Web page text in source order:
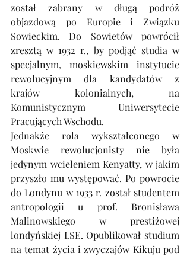
został zabrany w długą podróż
objazdową po Europie i Związku
Sowieckim. Do Sowietów powrócił
zresztą w 1932 r., by podjąć studia w
specjalnym, moskiewskim instytucie
rewolucyjnym dla kandydatów z
krajów kolonialnych, na
Komunistycznym Uniwersytecie
Pracujących Wschodu.
Jednakże rola wykształconego w
Moskwie rewolucjonisty nie była
jedynym wcieleniem Kenyatty, w jakim
przyszło mu występować. Po powrocie
do Londynu w 1933 r. został studentem
antropologii u prof. Bronisława
Malinowskiego w prestiżowej
londyńskiej LSE. Opublikował studium
na temat życia i zwyczajów Kikuju pod